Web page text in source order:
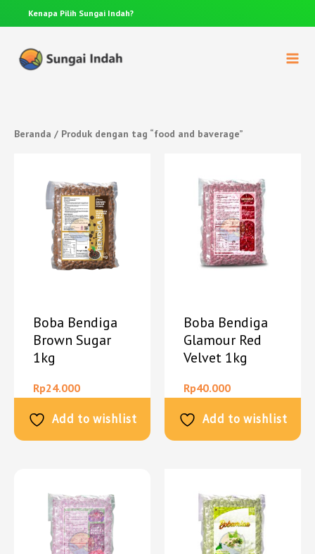
Kenapa Pilih Sungai Indah?
Beranda / Produk dengan tag “food and baverage”
Boba Bendiga
Brown Sugar
1kg
Rp24.000
Add to wishlist
Boba Bendiga
Glamour Red
Velvet 1kg
Rp40.000
Add to wishlist